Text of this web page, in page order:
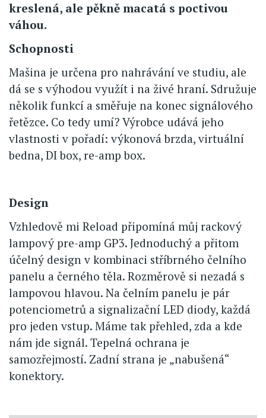
kreslená, ale pěkně macatá s poctivou
váhou.
Schopnosti
Mašina je určena pro nahrávání ve studiu, ale
dá se s výhodou využít i na živé hraní. Sdružuje
několik funkcí a směřuje na konec signálového
řetězce. Co tedy umí? Výrobce udává jeho
vlastnosti v pořadí: výkonová brzda, virtuální
bedna, DI box, re-amp box.
Design
Vzhledově mi Reload připomíná můj rackový
lampový pre-amp GP3. Jednoduchý a přitom
účelný design v kombinaci stříbrného čelního
panelu a černého těla. Rozměrově si nezadá s
lampovou hlavou. Na čelním panelu je pár
potenciometrů a signalizační LED diody, každá
pro jeden vstup. Máme tak přehled, zda a kde
nám jde signál. Tepelná ochrana je
samozřejmostí. Zadní strana je „nabušená“
konektory.